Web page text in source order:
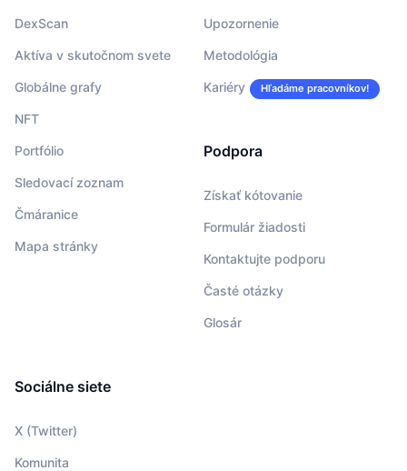
DexScan
Aktíva v skutočnom svete
Globálne grafy
NFT
Portfólio
Sledovací zoznam
Čmáranice
Mapa stránky
Upozornenie
Metodológia
Kariéry Hľadáme pracovníkov!
Podpora
Získať kótovanie
Formulár žiadosti
Kontaktujte podporu
Časté otázky
Glosár
Sociálne siete
X (Twitter)
Komunita